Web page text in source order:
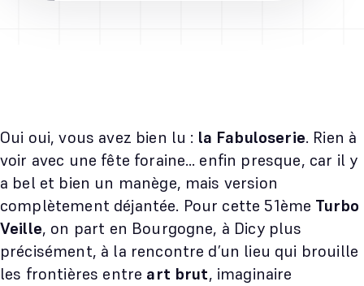
Oui oui, vous avez bien lu : la Fabuloserie. Rien à
voir avec une fête foraine… enfin presque, car il y
a bel et bien un manège, mais version
complètement déjantée. Pour cette 51ème Turbo
Veille, on part en Bourgogne, à Dicy plus
précisément, à la rencontre d’un lieu qui brouille
les frontières entre art brut, imaginaire